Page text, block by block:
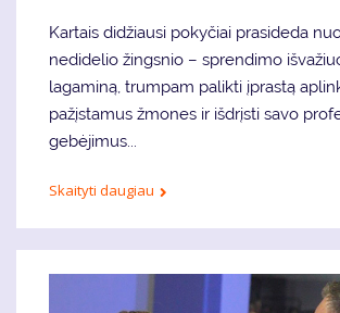
Kartais didžiausi pokyčiai prasideda
nedidelio žingsnio – sprendimo
lagaminą, trumpam palikti įprastą
pažįstamus žmones ir išdrįsti savo
gebėjimus...
Skaityti daugiau